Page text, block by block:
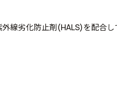
線劣化防止剤(HALS)を配合